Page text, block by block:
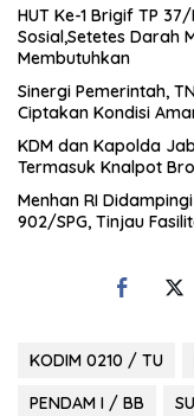
HUT Ke-1 Brigif TP
Sosial,Setetes Darah
Membutuhkan
Sinergi Pemerintah,
Ciptakan Kondisi
KDM dan Kapolda
Termasuk Knalpot
Menhan RI
902/SPG, Tinjau
KODIM 0210 / TU
PENDAM I / BB